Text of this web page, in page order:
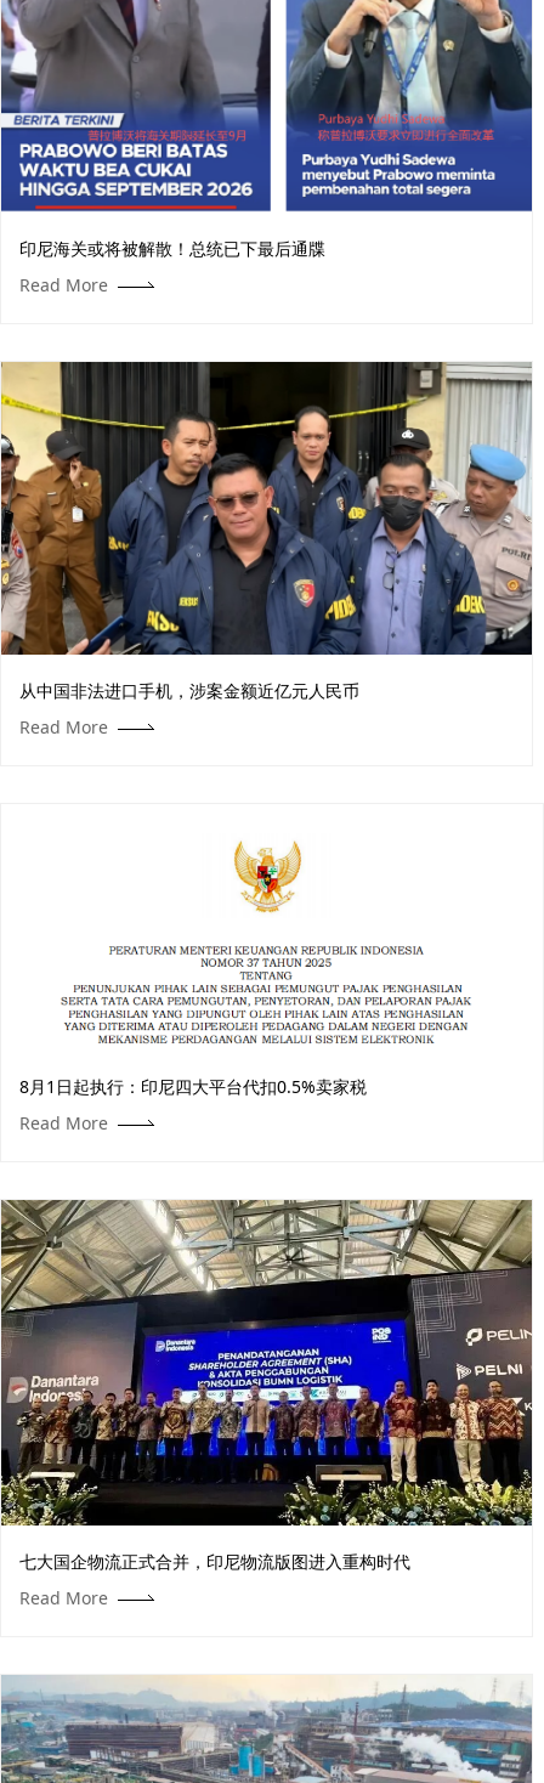
印尼海关或将被解散！总统已下最后通牒
Read More
从中国非法进口手机，涉案金额近亿元人民币
Read More
8月1日起执行：印尼四大平台代扣0.5%卖家税
Read More
七大国企物流正式合并，印尼物流版图进入重构时代
Read More